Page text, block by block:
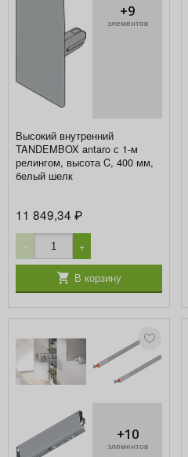
+9
элементов
Высокий внутренний
TANDEMBOX antaro с 1-м
релингом, высота C, 400 мм,
белый шелк
11 849,34₽
− +
В корзину
+10
элементов